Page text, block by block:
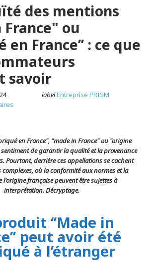
des mentions
ou
en France’’ : ce que
savoir
labelEntreprise PRISM
en France", "made in France" ou "origine
de garantir la qualité et la provenance
Pourtant, derrière ces appellations se cachent
complexes, où la conformité aux normes et la
l'origine française peuvent être sujettes à
interprétation. Décryptage.
‘’Made in
peut avoir été
à l’étranger